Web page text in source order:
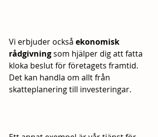
Vi erbjuder också ekonomisk
rådgivning som hjälper dig att fatta
kloka beslut för företagets framtid.
Det kan handla om allt från
skatteplanering till investeringar.